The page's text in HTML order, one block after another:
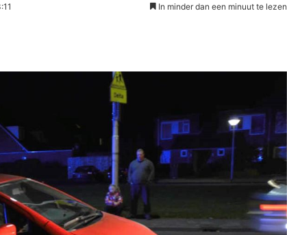
In minder dan een minuut te lezen